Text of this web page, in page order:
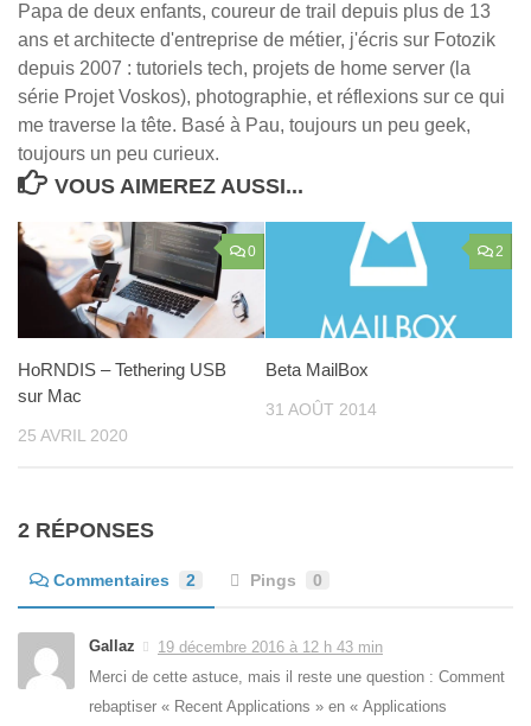
Papa de deux enfants, coureur de trail depuis plus de 13
ans et architecte d'entreprise de métier, j'écris sur Fotozik
depuis 2007 : tutoriels tech, projets de home server (la
série Projet Voskos), photographie, et réflexions sur ce qui
me traverse la tête. Basé à Pau, toujours un peu geek,
toujours un peu curieux.
VOUS AIMEREZ AUSSI...
0
HoRNDIS – Tethering USB
sur Mac
25 AVRIL 2020
2
Beta MailBox
31 AOÛT 2014
2 RÉPONSES
Commentaires 2 Pings 0
Gallaz
19 décembre 2016 à 12 h 43 min
Merci de cette astuce, mais il reste une question : Comment
rebaptiser « Recent Applications » en « Applications